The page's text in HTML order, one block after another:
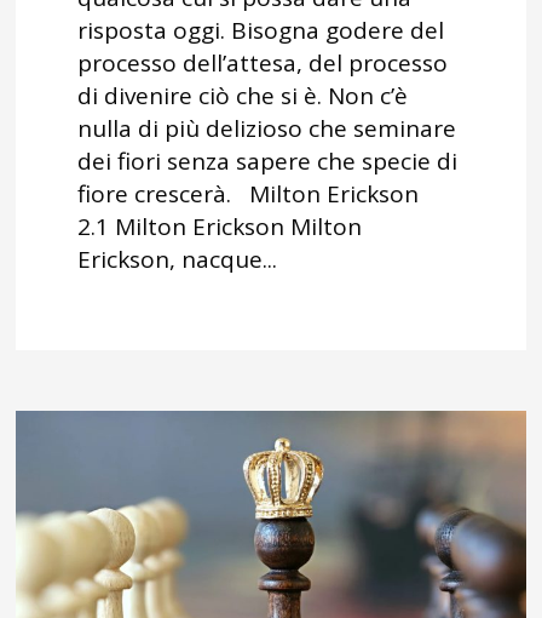
risposta oggi. Bisogna godere del
processo dell’attesa, del processo
di divenire ciò che si è. Non c’è
nulla di più delizioso che seminare
dei fiori senza sapere che specie di
fiore crescerà. Milton Erickson
2.1 Milton Erickson Milton
Erickson, nacque...